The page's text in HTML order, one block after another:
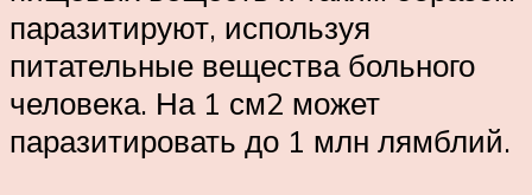
паразитируют, используя
питательные вещества больного
человека. На 1 см2 может
паразитировать до 1 млн лямблий.